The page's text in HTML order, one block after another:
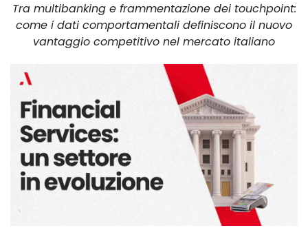
Tra multibanking e frammentazione dei touchpoint:
come i dati comportamentali definiscono il nuovo
vantaggio competitivo nel mercato italiano